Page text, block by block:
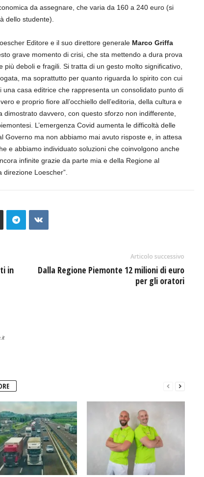
da assegnare, che varia da 160 a 240 euro (si
dello studente).
Editore e il suo direttore generale Marco Griffa
grave momento di crisi, che sta mettendo a dura prova
deboli e fragili. Si tratta di un gesto molto significativo,
ma soprattutto per quanto riguarda lo spirito con cui
casa editrice che rappresenta un consolidato punto di
e proprio fiore all’occhiello dell’editoria, della cultura e
dimostrato davvero, con questo sforzo non indifferente,
L’emergenza Covid aumenta le difficoltà delle
Governo ma non abbiamo mai avuto risposte e, in attesa
e abbiamo individuato soluzioni che coinvolgono anche
infinite grazie da parte mia e della Regione al
Loescher”.
in
Articolo successivo
Dalla Regione Piemonte 12 milioni di euro
per gli oratori